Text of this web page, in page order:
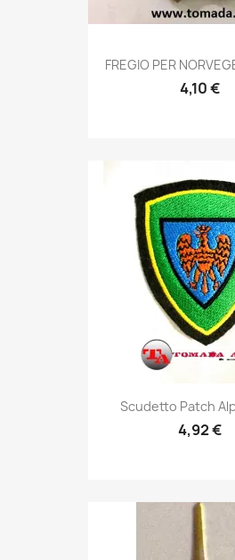

FREGIO PER
4,10 €

Scudetto Patch
4,92 €